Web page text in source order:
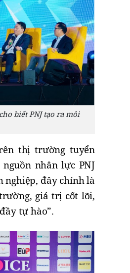
biết PNJ tạo ra môi
thị trường tuyển
nhân lực PNJ
nghiệp, đây chính là
giá trị cốt lõi,
tự hào”.